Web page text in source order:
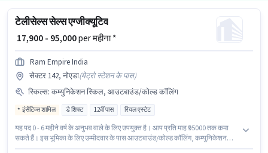
टेलीसेल्स सेल्स एग्जीक्यूटिव
₹ 17,900 - 95,000per महीना *
Ram Empire India
सेक्टर 142, नोएडा(मेट्रो स्टेशन के पास)
स्किल्स: कम्युनिकेशन स्किल, आउटबाउंड/कोल्ड कॉलिंग
इंसेंटिव्स शामिल डे शिफ्ट 12वीं पास रियल एस्टेट
यह पद 0 - 6 महीने वर्ष के अनुभव वाले के लिए उपयुक्त है। आप प्रति माह ₹95000 तक कमा
सकते हैं। इस भूमिका के लिए उम्मीदवार के पास आउटबाउंड/कोल्ड कॉलिंग, कम्युनिकेशन